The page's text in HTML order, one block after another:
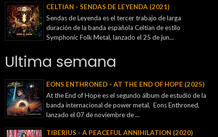
CELTIAN - SENDAS DE LEYENDA (2021)
Sendas de Leyenda es el tercer trabajo de larga
duración de la banda española Celtian de estilo
Symphonic Folk Metal, lanzado el 25 de jun...
Ultima semana
EONS ENTHRONED - AT THE END OF HOPE (2025)
At the End of Hope es el segundo álbum de estudio de la
banda internacional de power metal, Eons Enthroned,
lanzado el 07 de noviembre de ...
TIBERIUS - A PEACEFUL ANNIHILATION (2020)